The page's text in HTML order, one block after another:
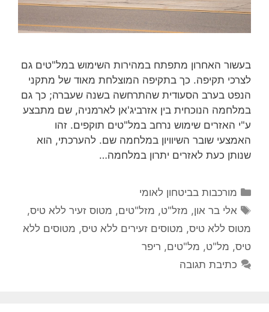
בעשור האחרון מתפתח במהירות השימוש במל"טים גם
לצרכי תקיפה. כך בתקיפה המוצלחת מאוד של מתקני
הנפט בערב הסעודית שהתרחשה בשנה שעברה; כך גם
במלחמה הנוכחית בין אזרביג'אן לארמניה, שם מתבצע
ע"י האזרים שימוש נרחב במל"טים תוקפים. זהו
האמצעי שובר השיוויון במלחמה שם. להערכתי, הוא
שנותן כעת לאזרים יתרון במלחמה…
קטגוריות
מורכבות בביטחון לאומי
תגיות
אלי בר און, מזל"ט, מזל"טים, מטוס זעיר ללא טיס,
מטוס ללא טיס, מטוסים זעירים ללא טיס, מטוסים ללא
טיס, מל"ט, מל"טים, ריפר
כתיבת תגובה